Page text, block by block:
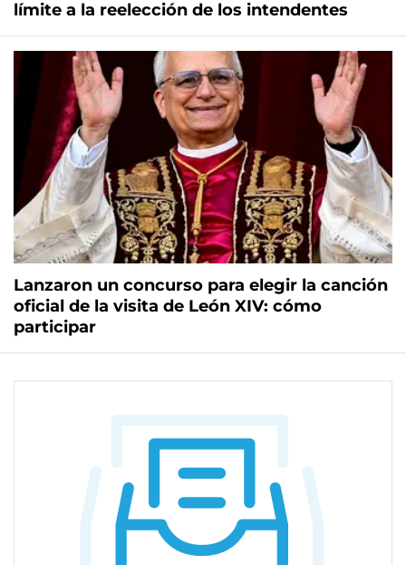
límite a la reelección de los intendentes
Lanzaron un concurso para elegir la canción
oficial de la visita de León XIV: cómo
participar